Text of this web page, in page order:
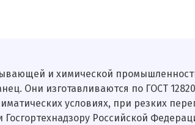
и химической
Они изготавливаются по ГОСТ 12820-
условиях, при резких
Российской